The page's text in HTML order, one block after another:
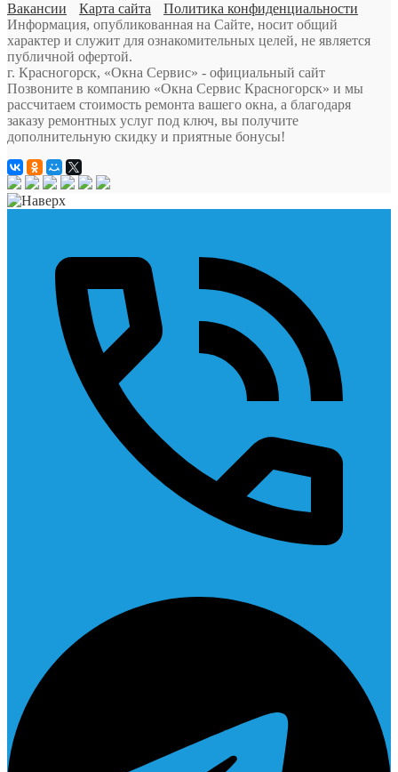
Вакансии Карта сайта
Политика конфиденциальности
Информация, опубликованная на Сайте, носит общий
характер и служит для ознакомительных целей, не является
публичной офертой.
г. Красногорск, «Окна Сервис» - официальный сайт
Позвоните в компанию «Окна Сервис Красногорск» и мы
рассчитаем стоимость ремонта вашего окна, а благодаря
заказу ремонтных услуг под ключ, вы получите
дополнительную скидку и приятные бонусы!